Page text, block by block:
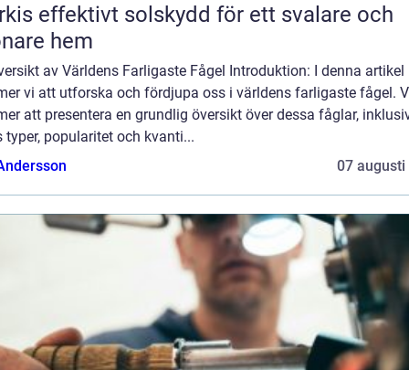
för ett svalare och
hem
av Världens Farligaste Fågel Introduktion: I denna artikel
vi att utforska och fördjupa oss i världens farligaste fågel.
att presentera en grundlig översikt över dessa fåglar,
typer, popularitet och kvanti...
07 augusti